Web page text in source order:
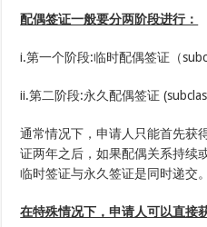
配偶签证一般要分两阶段进行：
i.第一个阶段:临时配偶签证（
ii.第二阶段:永久配偶签证
通常情况下，申请人只能首先获
证两年之后，如果配偶关系持续
临时签证与永久签证是同时递交。
在特殊情况下，申请人可以直接